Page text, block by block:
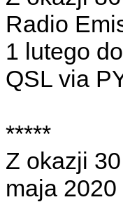
Radio
1 lutego
QSL via
*****
Z okazji
maja